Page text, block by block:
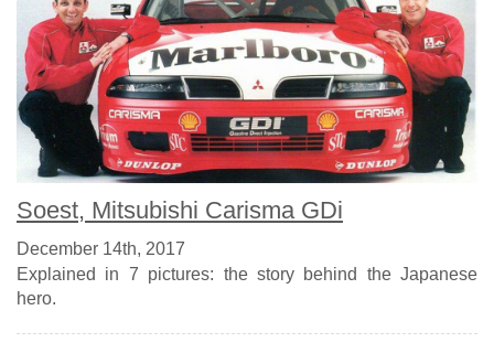
Soest, Mitsubishi Carisma GDi
December 14th, 2017
Explained in 7 pictures: the story behind the Japanese
hero.